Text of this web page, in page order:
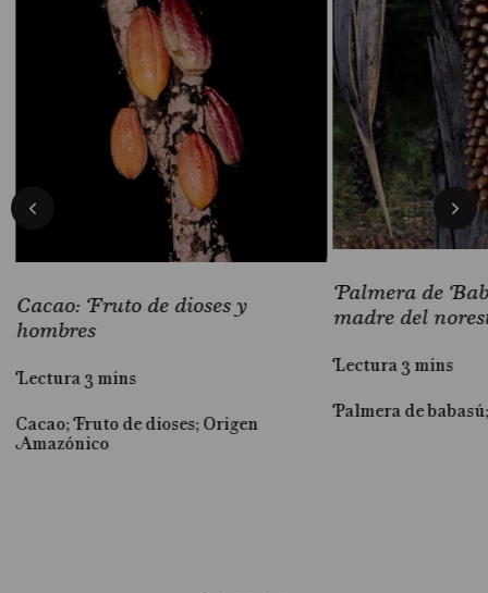
Cacao: Fruto de dioses y
hombres
Lectura 3 mins
Cacao; Fruto de dioses; Origen
Amazónico
Palmera de
madre del
Lectura 3 mins
Palmera de